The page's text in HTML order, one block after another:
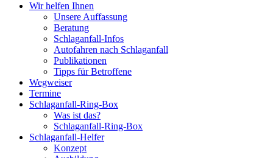
Wir helfen Ihnen
Unsere Auffassung
Beratung
Schlaganfall-Infos
Autofahren nach Schlaganfall
Publikationen
Tipps für Betroffene
Wegweiser
Termine
Schlaganfall-Ring-Box
Was ist das?
Schlaganfall-Ring-Box
Schlaganfall-Helfer
Konzept